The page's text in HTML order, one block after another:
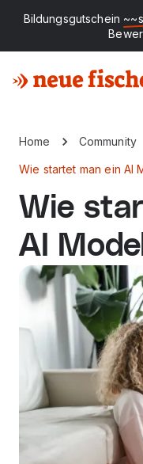
Bildungsgutschein
Home Community
Wie startet man ein AI
Wie
AI